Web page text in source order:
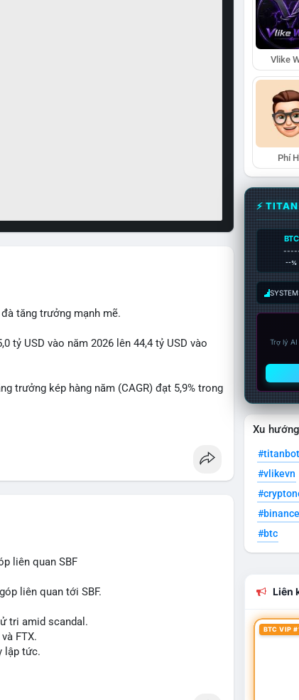
tăng trưởng mạnh mẽ.
tỷ USD vào năm 2026 lên 44,4 tỷ USD vào
trưởng kép hàng năm (CAGR) đạt 5,9% trong
phân phối và nhà đầu tư trong ngành vật
phẩm ống nhựa polyolefin trong tương lai?
liên quan SBF
liên quan tới SBF.
tri amid scandal.
FTX.
lập tức.
Vlike
Phí
⚡
BTC
--%
Trợ lý
Xu
#titanbot
#vlikevn
#btc
Liên
BTC VIP